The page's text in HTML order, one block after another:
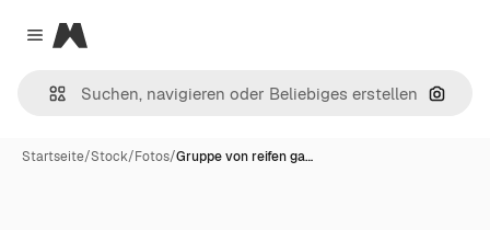
Close menu
Magnific
Nach
Startseite/Stock/Fotos/Gruppe von reifen ga…